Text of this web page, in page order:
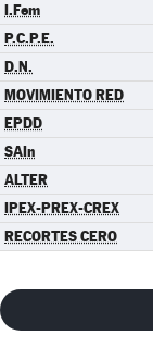
I.Fem
P.C.P.E.
D.N.
MOVIMIENTO RED
EPDD
SAIn
ALTER
IPEX-PREX-CREX
RECORTES CERO